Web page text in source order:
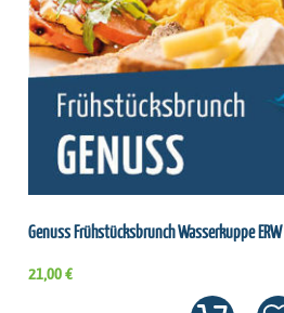
Genuss Frühstücksbrunch Wasserkuppe ERW
21,00 €